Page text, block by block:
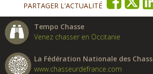
PARTAGER L'ACTUALITÉ
Tempo Chasse
Venez chasser en Occitanie
La Fédération Nationale des
www.chasseurdefrance.com